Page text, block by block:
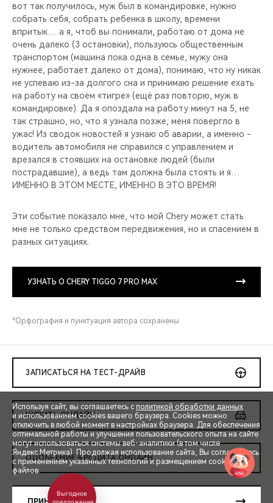
вот так получилось, муж был в командировке, нужно
собрать себя, собрать ребенка в школу, времени
впритык… а я, чтоб вы понимали, работаю от дома не
очень далеко (3 остановки), пользуюсь общественным
транспортом (машина пока одна в семье, мужу она
нужнее, работает далеко от дома), понимаю, что ну никак
не успеваю из-за долгого сна и принимаю решение ехать
на работу на своём «тигре» (ещё раз повторю, муж в
командировке). Да я опоздала на работу минут на 5, не
так страшно, но, что я узнала позже, меня повергло в
ужас! Из сводок новостей я узнаю об аварии, а именно -
водитель автомобиля не справился с управлением и
врезался в стоявших на остановке людей (были
пострадавшие), а ведь там должна была стоять и я…
ИМЕННО В ЭТОМ МЕСТЕ, ИМЕННО В ЭТО ВРЕМЯ!
Эти событие показало мне, что мой Chery может стать
мне не только средством передвижения, но и спасением в
разных ситуациях.
УЗНАТЬ О CHERY TIGGO 7 PRO MAX
*Орфография и пунктуация автора сохранены
ЗАПИСАТЬСЯ НА ТЕСТ-ДРАЙВ
КУПИТЬ ОНЛАЙН
ОДОБРЕНИЕ КРЕДИТА ОНЛАЙН
КОРПОРАТИВНЫЕ ПРОДАЖИ
Используя сайт, вы соглашаетесь с политикой обработки данных
и использованием cookies вашего браузера. Cookies можно
отключить в любой момент в настройках браузера. Для обеспечения
оптимальной работы и улучшения пользовательского опыта на сайте
могут использоваться системы веб-аналитики (в том числе
Яндекс.Метрика). Продолжая использование сайта, Вы соглашаетесь
с применением указанных технологий и размещением cookie-
файлов.
Выгодное